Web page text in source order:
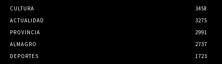
CULTURA
3458
ACTUALIDAD
3275
PROVINCIA
2991
ALMAGRO
2737
DEPORTES
1723